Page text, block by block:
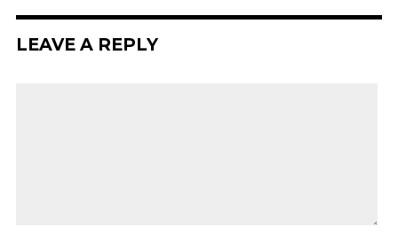
LEAVE A REPLY